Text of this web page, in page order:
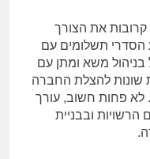
קרובות את הצורך
הסדרי תשלומים עם
בניהול משא ומתן עם
שונות להצלת החברה
לא פחות חשוב, עורך
הרשויות ובבניית